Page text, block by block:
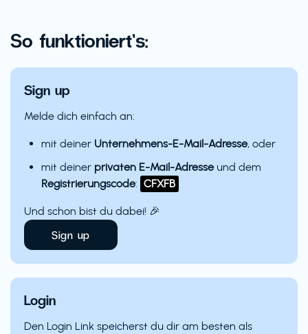
So funktioniert’s:
Sign up
Melde dich einfach an:
mit deiner Unternehmens-E-Mail-Adresse, oder
mit deiner privaten E-Mail-Adresse und dem
Registrierungscode: CFXFB
Und schon bist du dabei! 🎉
Sign up
Login
Den Login Link speicherst du dir am besten als